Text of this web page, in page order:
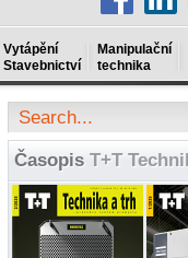
Vytápění
Stavebnictví
Manipulační
technika
Časopis T+T